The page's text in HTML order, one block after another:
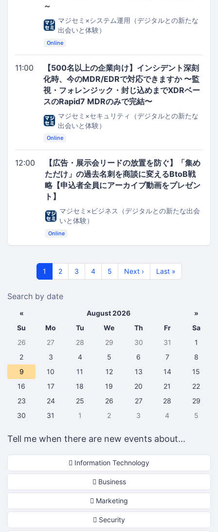
～
マジセミ×システム運用（デジタルとの新たな
出会いと体験）
Online
11:00
【500名以上の企業向け】インシデント深刻
化時、今のMDR/EDRで対応できますか 〜監
視・フォレンジック・封じ込めまでXDRベー
スのRapid7 MDRのみで完結〜
マジセミ×セキュリティ（デジタルとの新たな
出会いと体験）
Online
12:00
【広告・展示会リードの放置を防ぐ】「集め
ただけ」の過去名刺を商談に変えるBtoB戦
略【申込者全員にアーカイブ動画をプレゼン
ト】
マジセミ×ビジネス（デジタルとの新たな出会
いと体験）
Online
1 2 3 4 5 Next › Last »
Search by date
« August 2026
»
Su
Mo Tu We Th Fr
Sa
26
27 28 29 30 31
1
2
3 4 5 6 7
8
9
10 11 12 13 14
15
16
17 18 19 20 21
22
23
24 25 26 27 28
29
30
31 1 2 3 4 5
Tell me when there are new events about...
Information Technology
Business
Marketing
Security